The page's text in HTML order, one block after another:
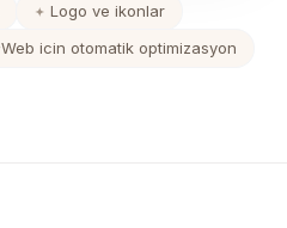
Logo ve ikonlar
Web icin otomatik optimizasyon